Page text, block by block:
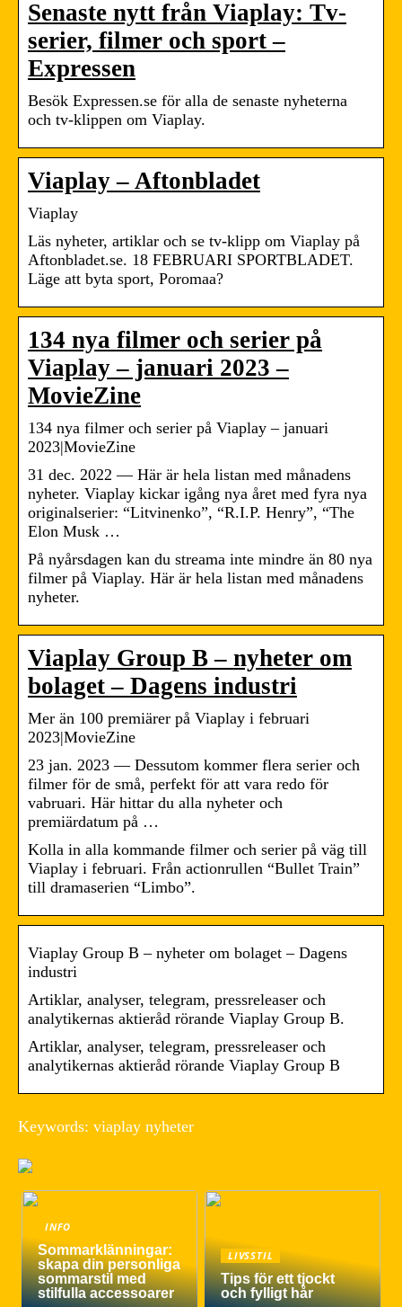
Senaste nytt från Viaplay: Tv-
serier, filmer och sport –
Expressen
Besök Expressen.se för alla de senaste nyheterna
och tv-klippen om Viaplay.
Viaplay – Aftonbladet
Viaplay
Läs nyheter, artiklar och se tv-klipp om Viaplay på
Aftonbladet.se. 18 FEBRUARI SPORTBLADET.
Läge att byta sport, Poromaa?
134 nya filmer och serier på
Viaplay – januari 2023 –
MovieZine
134 nya filmer och serier på Viaplay – januari
2023|MovieZine
31 dec. 2022 — Här är hela listan med månadens
nyheter. Viaplay kickar igång nya året med fyra nya
originalserier: “Litvinenko”, “R.I.P. Henry”, “The
Elon Musk …
På nyårsdagen kan du streama inte mindre än 80 nya
filmer på Viaplay. Här är hela listan med månadens
nyheter.
Viaplay Group B – nyheter om
bolaget – Dagens industri
Mer än 100 premiärer på Viaplay i februari
2023|MovieZine
23 jan. 2023 — Dessutom kommer flera serier och
filmer för de små, perfekt för att vara redo för
vabruari. Här hittar du alla nyheter och
premiärdatum på …
Kolla in alla kommande filmer och serier på väg till
Viaplay i februari. Från actionrullen “Bullet Train”
till dramaserien “Limbo”.
Viaplay Group B – nyheter om bolaget – Dagens
industri
Artiklar, analyser, telegram, pressreleaser och
analytikernas aktieråd rörande Viaplay Group B.
Artiklar, analyser, telegram, pressreleaser och
analytikernas aktieråd rörande Viaplay Group B
Keywords: viaplay nyheter
INFO
Sommarklänningar:
skapa din personliga
sommarstil med
stilfulla accessoarer
LIVSSTIL
Tips för ett tjockt
och fylligt hår